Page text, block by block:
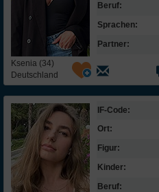
Ksenia (34)
Deutschland
Beruf:
Sprachen:
Partner:
IF-Code:
Ort:
Figur:
Kinder:
Beruf: